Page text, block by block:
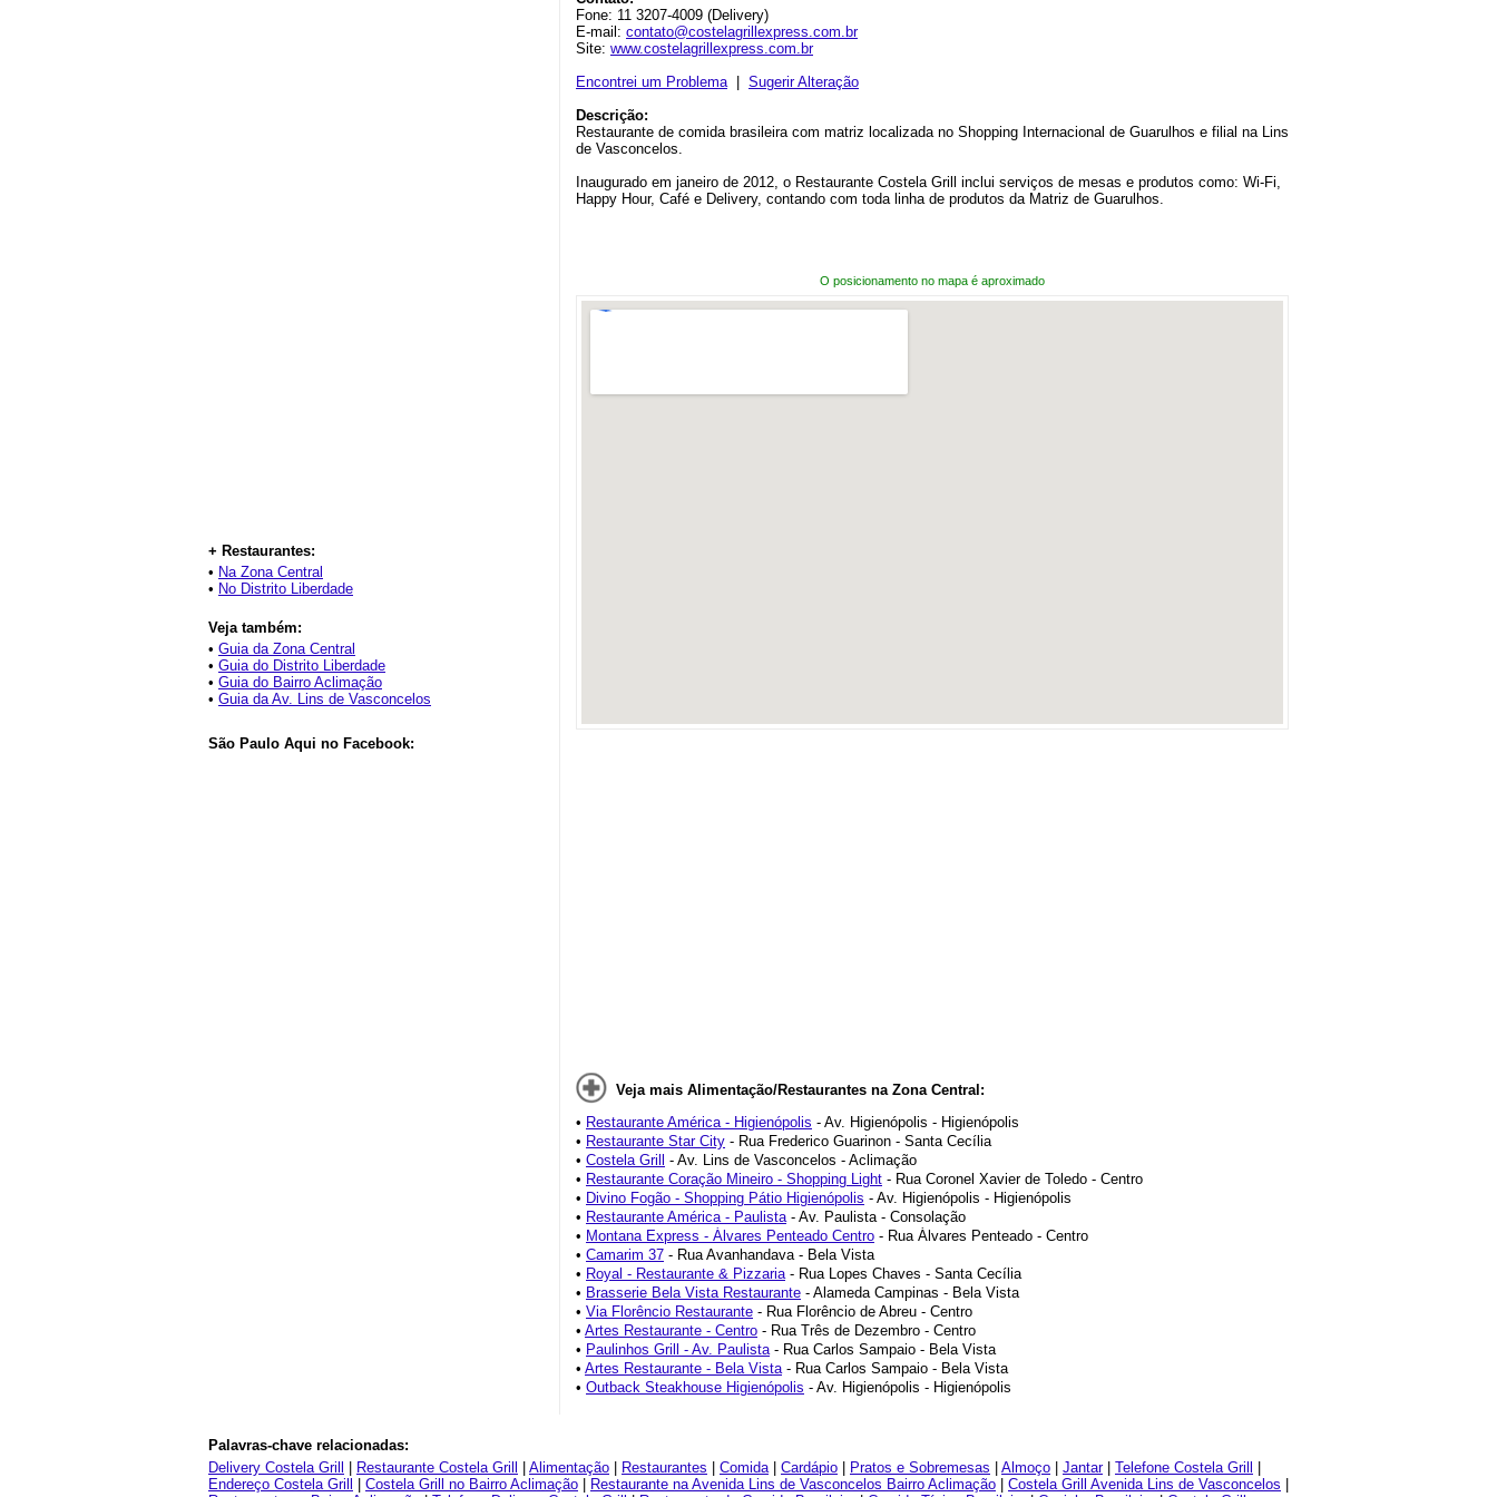
+ Restaurantes:
• Na Zona Central
• No Distrito Liberdade
Veja também:
• Guia da Zona Central
• Guia do Distrito Liberdade
• Guia do Bairro Aclimação
• Guia da Av. Lins de Vasconcelos
São Paulo Aqui no Facebook:
Fone: 11 3207-4009 (Delivery)
E-mail: contato@costelagrillexpress.com.br
Site: www.costelagrillexpress.com.br
Encontrei um Problema| Sugerir Alteração
Descrição:
Restaurante de comida brasileira com matriz localizada no Shopping Internacional de Guarulhos e filial na Lins
de Vasconcelos.
Inaugurado em janeiro de 2012, o Restaurante Costela Grill inclui serviços de mesas e produtos como: Wi-Fi,
Happy Hour, Café e Delivery, contando com toda linha de produtos da Matriz de Guarulhos.
O posicionamento no mapa é aproximado
Veja mais Alimentação/Restaurantes na Zona Central:
• Restaurante América - Higienópolis - Av. Higienópolis - Higienópolis
• Restaurante Star City - Rua Frederico Guarinon - Santa Cecília
• Costela Grill
- Av. Lins de Vasconcelos - Aclimação
• Restaurante Coração Mineiro - Shopping Light - Rua Coronel Xavier de Toledo - Centro
• Divino Fogão - Shopping Pátio Higienópolis - Av. Higienópolis - Higienópolis
• Restaurante América - Paulista- Av. Paulista - Consolação
• Montana Express - Álvares Penteado Centro - Rua Álvares Penteado - Centro
• Camarim 37 - Rua Avanhandava - Bela Vista
• Royal - Restaurante & Pizzaria- Rua Lopes Chaves - Santa Cecília
• Brasserie Bela Vista Restaurante - Alameda Campinas - Bela Vista
• Via Florêncio Restaurante - Rua Florêncio de Abreu - Centro
• Artes Restaurante - Centro - Rua Três de Dezembro - Centro
• Paulinhos Grill - Av. Paulista- Rua Carlos Sampaio - Bela Vista
• Artes Restaurante - Bela Vista- Rua Carlos Sampaio - Bela Vista
• Outback Steakhouse Higienópolis - Av. Higienópolis - Higienópolis
Palavras-chave relacionadas:
Delivery Costela Grill
Restaurante Costela Grill Alimentação Restaurantes Comida| Cardápio Pratos e Sobremesas Almoço Jantar| Telefone Costela Grill
Endereço Costela Grill
Costela Grill no Bairro Aclimação Restaurante na Avenida Lins de Vasconcelos Bairro Aclimação Costela Grill Avenida Lins de Vasconcelos